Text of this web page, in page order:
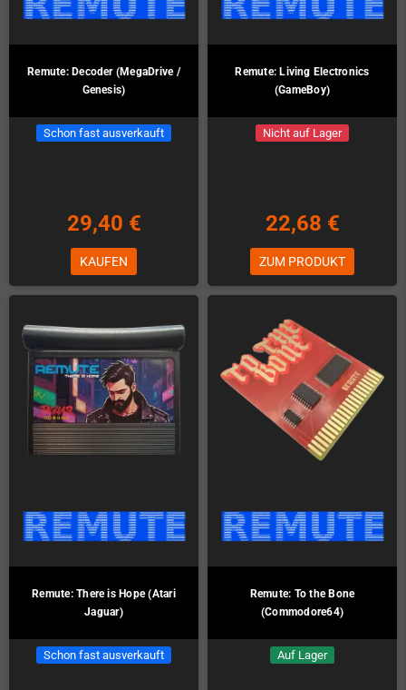
Remute: Decoder (MegaDrive /
Genesis)
Schon fast ausverkauft
29,40 €
KAUFEN
Remute: Living Electronics
(GameBoy)
Nicht auf Lager
22,68 €
ZUM PRODUKT
Remute: There is Hope (Atari
Jaguar)
Schon fast ausverkauft
Remute: To the Bone
(Commodore64)
Auf Lager